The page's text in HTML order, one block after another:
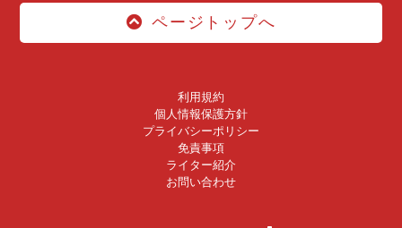
ページトップへ
利用規約
個人情報保護方針
プライバシーポリシー
免責事項
ライター紹介
お問い合わせ